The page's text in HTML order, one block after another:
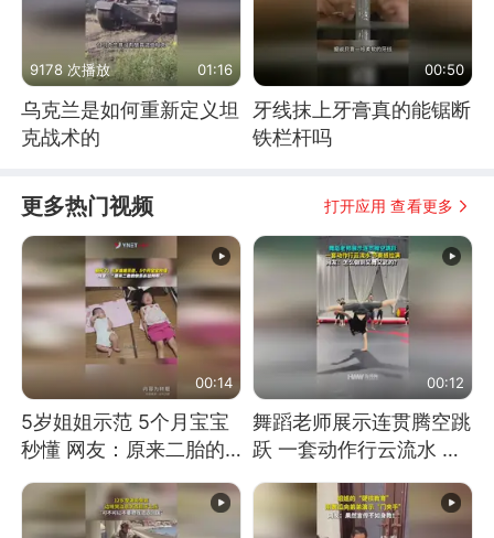
9178 次播放 01:16
乌克兰是如何重新定义坦
克战术的
00:50
牙线抹上牙膏真的能锯断
铁栏杆吗
更多热门视频 打开应用 查看更多
00:14
5岁姐姐示范 5个月宝宝
秒懂 网友：原来二胎的
00:12
舞蹈老师展示连贯腾空跳
跃 一套动作行云流水 节
到又舞又武的？